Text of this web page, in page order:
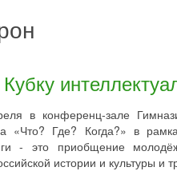
в конференц-зале
«Что? Где? Когда?» в
- это приобщение
истории и культуры и